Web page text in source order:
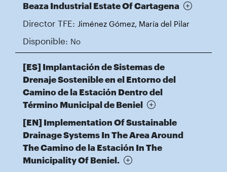
Beaza Industrial Estate Of Cartagena
Director TFE: Jiménez Gómez, María del Pilar
Disponible: No
[ES] Implantación de Sistemas de
Drenaje Sostenible en el Entorno del
Camino de la Estación Dentro del
Término Municipal de Beniel
[EN] Implementation Of Sustainable
Drainage Systems In The Area Around
The Camino de la Estación In The
Municipality Of Beniel.